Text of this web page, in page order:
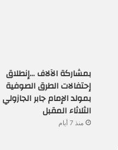
بمشاركة الآلاف …إنطلاق
إحتفالات الطرق الصوفية
بمولد الإمام جابر الجازولي
الثلاثاء المقبل
منذ 7 أيام